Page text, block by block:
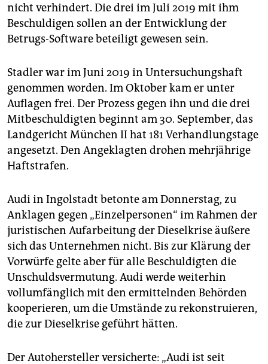
nicht verhindert. Die drei im Juli 2019 mit ihm
Beschuldigen sollen an der Entwicklung der
Betrugs-Software beteiligt gewesen sein.
Stadler war im Juni 2019 in Untersuchungshaft
genommen worden. Im Oktober kam er unter
Auflagen frei. Der Prozess gegen ihn und die drei
Mitbeschuldigten beginnt am 30. September, das
Landgericht München II hat 181 Verhandlungstage
angesetzt. Den Angeklagten drohen mehrjährige
Haftstrafen.
Audi in Ingolstadt betonte am Donnerstag, zu
Anklagen gegen „Einzelpersonen“ im Rahmen der
juristischen Aufarbeitung der Dieselkrise äußere
sich das Unternehmen nicht. Bis zur Klärung der
Vorwürfe gelte aber für alle Beschuldigten die
Unschuldsvermutung. Audi werde weiterhin
vollumfänglich mit den ermittelnden Behörden
kooperieren, um die Umstände zu rekonstruieren,
die zur Dieselkrise geführt hätten.
Der Autohersteller versicherte: „Audi ist seit